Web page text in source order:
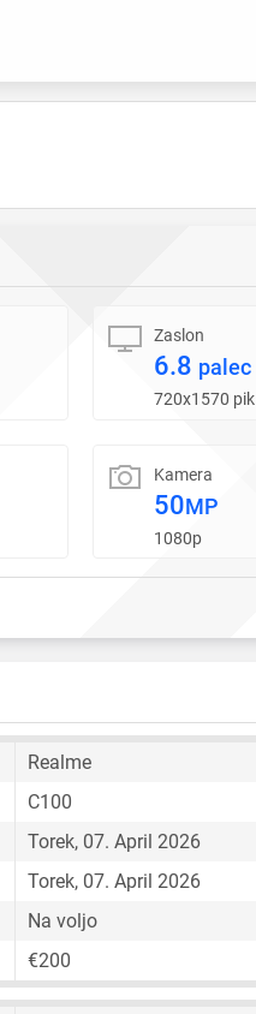
Zaslon
6.8 palec
720x1570 pik
Kamera
50MP
1080p
Realme
C100
Torek, 07. April 2026
Torek, 07. April 2026
Na voljo
€200